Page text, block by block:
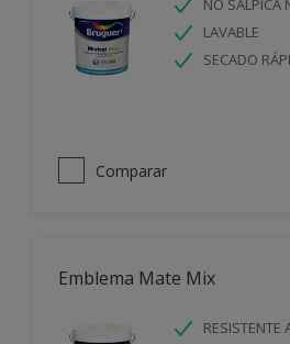
NO SALPICA
LAVABLE
SECADO
Comparar
Emblema Mate Mix
RESISTENTE